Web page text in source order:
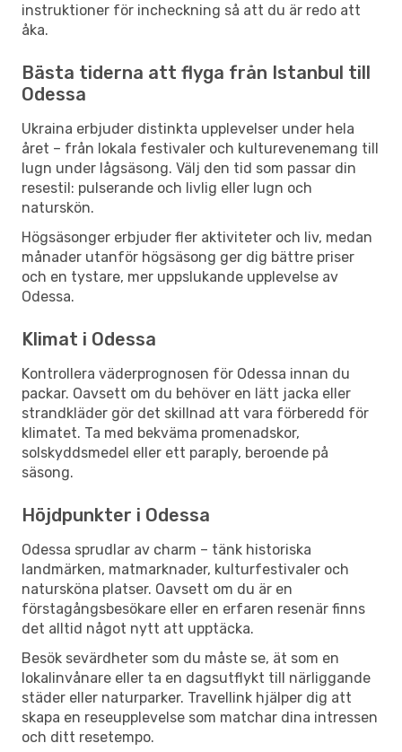
instruktioner för incheckning så att du är redo att
åka.
Bästa tiderna att flyga från Istanbul till
Odessa
Ukraina erbjuder distinkta upplevelser under hela
året – från lokala festivaler och kulturevenemang till
lugn under lågsäsong. Välj den tid som passar din
resestil: pulserande och livlig eller lugn och
naturskön.
Högsäsonger erbjuder fler aktiviteter och liv, medan
månader utanför högsäsong ger dig bättre priser
och en tystare, mer uppslukande upplevelse av
Odessa.
Klimat i Odessa
Kontrollera väderprognosen för Odessa innan du
packar. Oavsett om du behöver en lätt jacka eller
strandkläder gör det skillnad att vara förberedd för
klimatet. Ta med bekväma promenadskor,
solskyddsmedel eller ett paraply, beroende på
säsong.
Höjdpunkter i Odessa
Odessa sprudlar av charm – tänk historiska
landmärken, matmarknader, kulturfestivaler och
natursköna platser. Oavsett om du är en
förstagångsbesökare eller en erfaren resenär finns
det alltid något nytt att upptäcka.
Besök sevärdheter som du måste se, ät som en
lokalinvånare eller ta en dagsutflykt till närliggande
städer eller naturparker. Travellink hjälper dig att
skapa en reseupplevelse som matchar dina intressen
och ditt resetempo.